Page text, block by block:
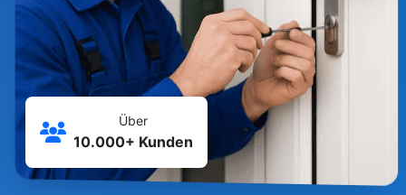
Über
10.000+ Kunden